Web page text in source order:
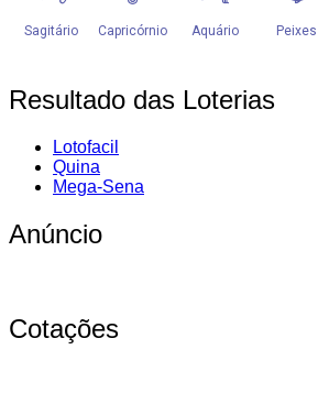
Resultado das Loterias
Lotofacil
Quina
Mega-Sena
Anúncio
Cotações